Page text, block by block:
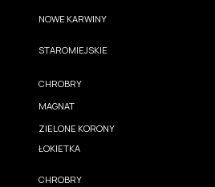
NOWE KARWINY
STAROMIEJSKIE
CHROBRY
MAGNAT
ZIELONE KORONY
ŁOKIETKA
CHROBRY